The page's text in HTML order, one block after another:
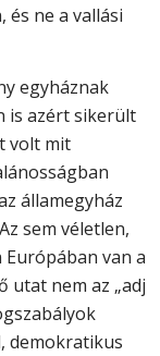
és ne a vallási
egyháznak
is azért sikerült
volt mit
államegyház
sem véletlen,
van a
utat nem az „adj
demokratikus